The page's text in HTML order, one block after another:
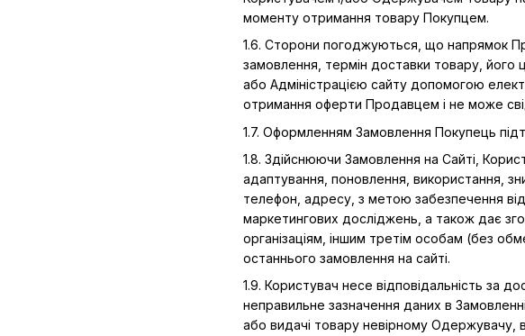
моменту отримання товару Покупцем.
1.6. Сторони погоджуються, що напрямок
замовлення, термін доставки товару, його
або Адміністрацією сайту допомогою
отримання оферти Продавцем і не може
1.7. Оформленням Замовлення Покупець
1.8. Здійснюючи Замовлення на Сайті,
адаптування, поновлення, використання,
телефон, адресу, з метою забезпечення
маркетингових досліджень, а також дає
організаціям, іншим третім особам (без
останнього замовлення на сайті.
1.9. Користувач несе відповідальність за
неправильне зазначення даних в
або видачі товару невірному Одержувачу,